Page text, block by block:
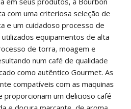
com uma criteriosa seleção de
e um cuidadoso processo de
utilizados equipamentos de alta
de torra, moagem e
num café de qualidade
como autêntico Gourmet. As
compatíveis com as maquinas
proporcionam um delicioso café